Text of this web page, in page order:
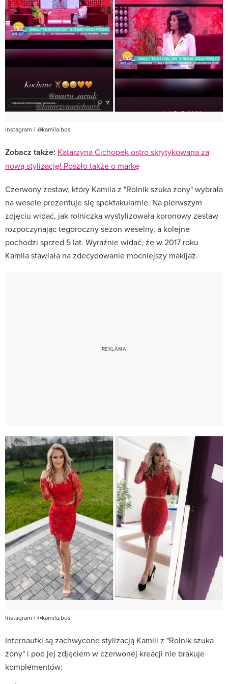
Instagram / @kamila.bos
Zobacz także: Katarzyna Cichopek ostro skrytykowana za
nową stylizację! Poszło także o markę
Czerwony zestaw, który Kamila z "Rolnik szuka żony" wybrała
na wesele prezentuje się spektakularnie. Na pierwszym
zdjęciu widać, jak rolniczka wystylizowała koronowy zestaw
rozpoczynając tegoroczny sezon weselny, a kolejne
pochodzi sprzed 5 lat. Wyraźnie widać, że w 2017 roku
Kamila stawiała na zdecydowanie mocniejszy makijaż.
Instagram / @kamila.bos
Internautki są zachwycone stylizacją Kamili z "Rolnik szuka
żony" i pod jej zdjęciem w czerwonej kreacji nie brakuje
komplementów: